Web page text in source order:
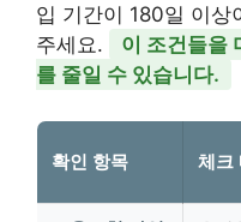
입 기간이 180일 이상
주세요.
이 조건들을
를 줄일 수 있습니다.
확인 항목 체크